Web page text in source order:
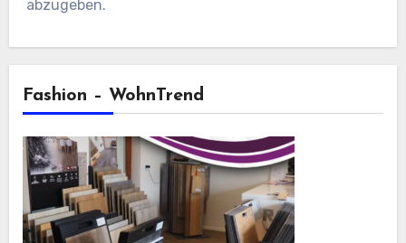
abzugeben.
Fashion – WohnTrend